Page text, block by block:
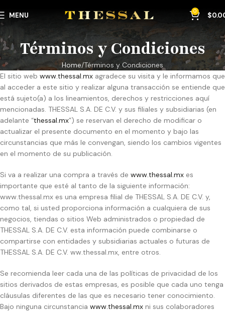
MENU 0 $
Términos y Condiciones
Home Términos y Condiciones
El sitio web www.thessal.mx agradece su visita y le informamos que
al acceder a este sitio y realizar alguna transacción se entiende que
está sujeto(a) a los lineamientos, derechos y restricciones aquí
mencionadas. THESSAL S.A. DE C.V. y sus filiales y subsidiarias (en
adelante “thessal.mx”) se reservan el derecho de modificar o
actualizar el presente documento en el momento y bajo las
circunstancias que más le convengan, siendo los cambios vigentes
en el momento de su publicación.
Si va a realizar una compra a través de www.thessal.mx es
importante que esté al tanto de la siguiente información:
www.thessal.mx es una empresa filial de THESSAL S.A. DE C.V. y,
como tal, si usted proporciona información a cualquiera de sus
negocios, tiendas o sitios Web administrados o propiedad de
THESSAL S.A. DE C.V. esta información puede combinarse o
compartirse con entidades y subsidiarias actuales o futuras de
THESSAL S.A. DE C.V. ww.thessal.mx, entre otros.
Se recomienda leer cada una de las políticas de privacidad de los
sitios derivados de estas empresas, es posible que cada uno tenga
cláusulas diferentes de las que es necesario tener conocimiento.
Bajo ninguna circunstancia www.thessal.mx ni sus colaboradores